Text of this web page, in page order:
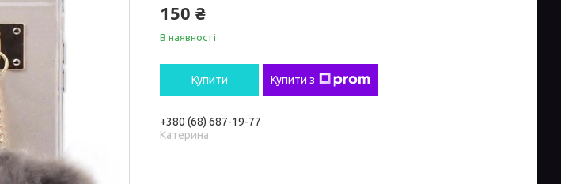
150 ₴
В наявності
Купити Купити з
+380 (68) 687-19-77
Катерина